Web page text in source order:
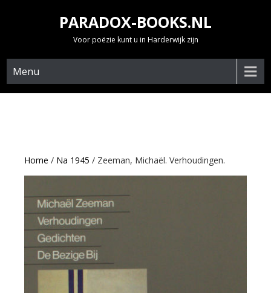
PARADOX-BOOKS.NL
Voor poëzie kunt u in Harderwijk zijn
Menu
Home / Na 1945 / Zeeman, Michaël. Verhoudingen.